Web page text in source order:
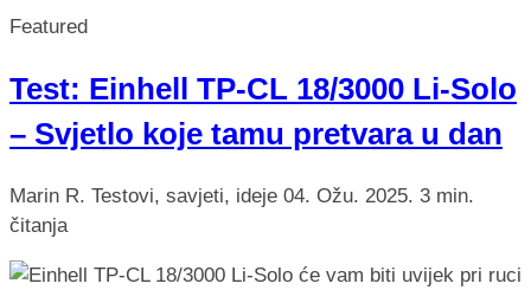
Featured
Test: Einhell TP-CL 18/3000 Li-Solo
– Svjetlo koje tamu pretvara u dan
Marin R. Testovi, savjeti, ideje 04. Ožu. 2025. 3 min.
čitanja